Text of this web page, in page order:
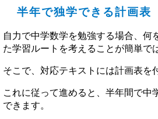
半年で独学できる計画表
自力で中学数学を勉強する場合、何
た学習ルートを考えることが簡単で
そこで、対応テキストには計画表を
これに従って進めると、半年間で中
できます。